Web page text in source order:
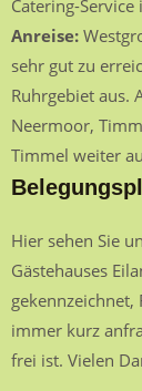
Catering-
Anreise:
sehr gut zu
Ruhrgebiet aus.
Neermoor,
Timmel weiter
Hier sehen Sie
Gästehauses
immer kurz
frei ist. Vielen